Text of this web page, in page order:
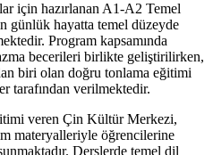
için hazırlanan A1-A2 Temel
günlük hayatta temel düzeyde
Program kapsamında
becerileri birlikte geliştirilirken,
biri olan doğru tonlama eğitimi
tarafından verilmektedir.
veren Çin Kültür Merkezi,
materyalleriyle öğrencilerine
Derslerde temel dil